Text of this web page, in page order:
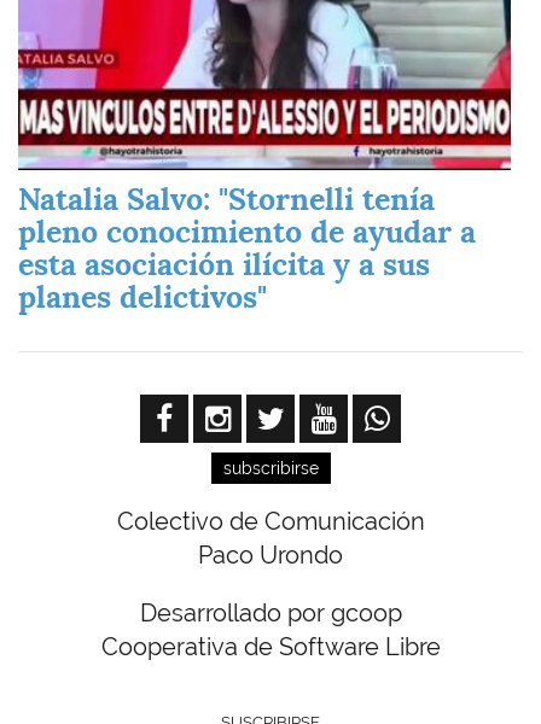
Natalia Salvo: "Stornelli tenía
pleno conocimiento de ayudar a
esta asociación ilícita y a sus
planes delictivos"
subscribirse
Colectivo de Comunicación
Paco Urondo
Desarrollado por gcoop
Cooperativa de Software Libre